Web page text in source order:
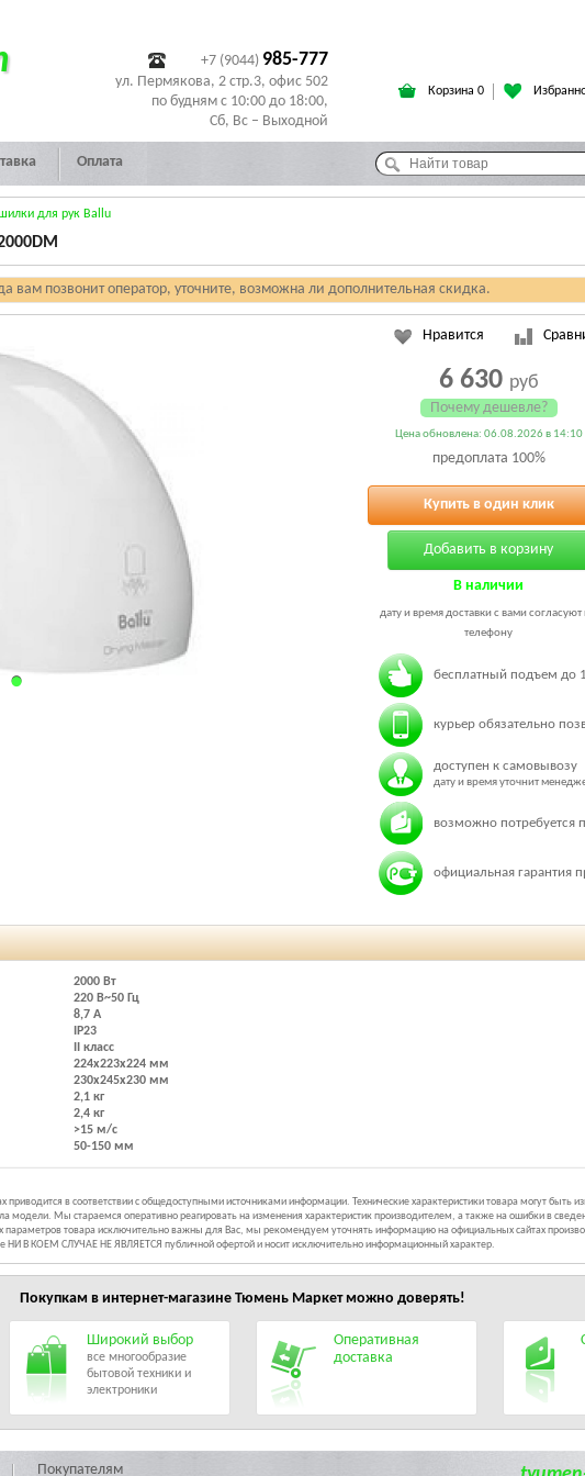
+7 (9044) 985-777
ул. Пермякова, 2 стр.3, офис 502
по будням с 10:00 до 18:00,
Сб, Вс – Выходной
Корзина 0
Оплата
для рук Ballu
вам позвонит оператор, уточните, возможна ли дополнительная скидка.
Нравится
6 630 руб
Почему дешевле?
Цена обновлена: 06.08.2026 в 14:10
предоплата 100%
Купить в один клик
Добавить в корзину
В наличии
дату и время доставки с вами согласуют
телефону
бесплатный подъем до
курьер обязательно
доступен к самовывозу
дату и время уточнит
возможно потребуется
официальная гарантия
2000 Вт
220 В~50 Гц
8,7 А
IP23
II класс
224х223х224 мм
230х245х230 мм
2,1 кг
2,4 кг
>15 м/с
50-150 мм
приводится в соответствии с общедоступными источниками информации. Технические характеристики товара могут быть
модели. Мы стараемся оперативно реагировать на изменения характеристик производителем, а также на ошибки в
параметров товара исключительно важны для Вас, мы рекомендуем уточнять информацию на официальных сайтах
НИ В КОЕМ СЛУЧАЕ НЕ ЯВЛЯЕТСЯ публичной офертой и носит исключительно информационный характер.
Покупкам в интернет-магазине Тюмень Маркетможно доверять!
Широкий выбор
все многообразие
бытовой техники и
электроники
Оперативная
доставка
Покупателям